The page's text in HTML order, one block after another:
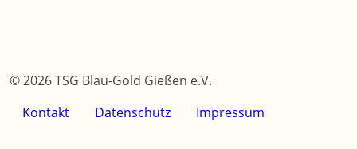
© 2026 TSG Blau-Gold Gießen e.V.
Kontakt
Datenschutz Impressum